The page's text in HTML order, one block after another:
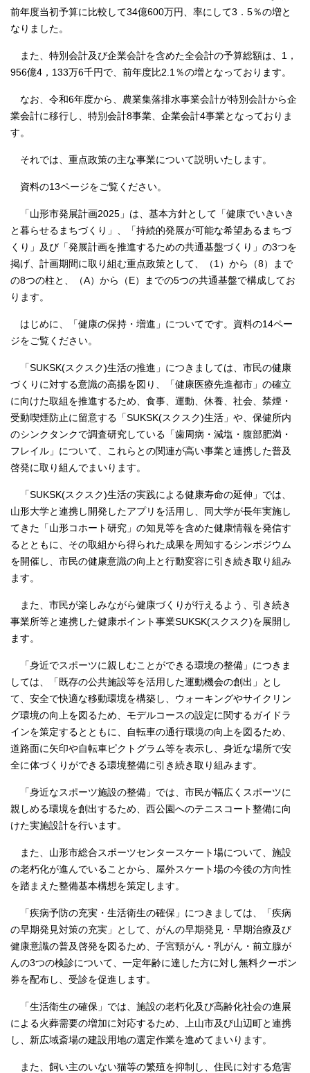
前年度当初予算に比較して34億600万円、率にして3．5％の増と
なりました。
また、特別会計及び企業会計を含めた全会計の予算総額は、1，
956億4，133万6千円で、前年度比2.1％の増となっております。
なお、令和6年度から、農業集落排水事業会計が特別会計から企
業会計に移行し、特別会計8事業、企業会計4事業となっておりま
す。
それでは、重点政策の主な事業について説明いたします。
資料の13ページをご覧ください。
「山形市発展計画2025」は、基本方針として「健康でいきいき
と暮らせるまちづくり」、「持続的発展が可能な希望あるまちづ
くり」及び「発展計画を推進するための共通基盤づくり」の3つを
掲げ、計画期間に取り組む重点政策として、（1）から（8）まで
の8つの柱と、（A）から（E）までの5つの共通基盤で構成してお
ります。
はじめに、「健康の保持・増進」についてです。資料の14ペー
ジをご覧ください。
「SUKSK(スクスク)生活の推進」につきましては、市民の健康
づくりに対する意識の高揚を図り、「健康医療先進都市」の確立
に向けた取組を推進するため、食事、運動、休養、社会、禁煙・
受動喫煙防止に留意する「SUKSK(スクスク)生活」や、保健所内
のシンクタンクで調査研究している「歯周病・減塩・腹部肥満・
フレイル」について、これらとの関連が高い事業と連携した普及
啓発に取り組んでまいります。
「SUKSK(スクスク)生活の実践による健康寿命の延伸」では、
山形大学と連携し開発したアプリを活用し、同大学が長年実施し
てきた「山形コホート研究」の知見等を含めた健康情報を発信す
るとともに、その取組から得られた成果を周知するシンポジウム
を開催し、市民の健康意識の向上と行動変容に引き続き取り組み
ます。
また、市民が楽しみながら健康づくりが行えるよう、引き続き
事業所等と連携した健康ポイント事業SUKSK(スクスク)を展開し
ます。
「身近でスポーツに親しむことができる環境の整備」につきま
しては、「既存の公共施設等を活用した運動機会の創出」とし
て、安全で快適な移動環境を構築し、ウォーキングやサイクリン
グ環境の向上を図るため、モデルコースの設定に関するガイドラ
インを策定するとともに、自転車の通行環境の向上を図るため、
道路面に矢印や自転車ピクトグラム等を表示し、身近な場所で安
全に体づくりができる環境整備に引き続き取り組みます。
「身近なスポーツ施設の整備」では、市民が幅広くスポーツに
親しめる環境を創出するため、西公園へのテニスコート整備に向
けた実施設計を行います。
また、山形市総合スポーツセンタースケート場について、施設
の老朽化が進んでいることから、屋外スケート場の今後の方向性
を踏まえた整備基本構想を策定します。
「疾病予防の充実・生活衛生の確保」につきましては、「疾病
の早期発見対策の充実」として、がんの早期発見・早期治療及び
健康意識の普及啓発を図るため、子宮頸がん・乳がん・前立腺が
んの3つの検診について、一定年齢に達した方に対し無料クーポン
券を配布し、受診を促進します。
「生活衛生の確保」では、施設の老朽化及び高齢化社会の進展
による火葬需要の増加に対応するため、上山市及び山辺町と連携
し、新広域斎場の建設用地の選定作業を進めてまいります。
また、飼い主のいない猫等の繁殖を抑制し、住民に対する危害